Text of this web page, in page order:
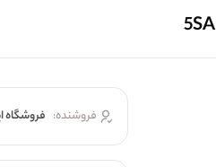
فروشنده: فروشگاه